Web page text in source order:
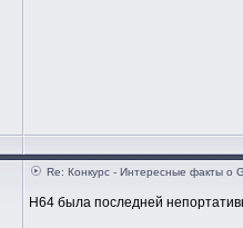
Re: Конкурс - Интересные факты о
Н64 была последней